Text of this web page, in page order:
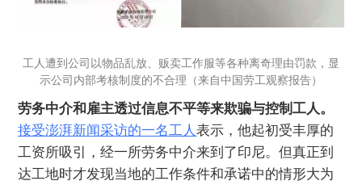
工人遭到公司以物品乱放、贩卖工作服等各种离奇理由罚款，显
示公司内部考核制度的不合理（来自中国劳工观察报告）
劳务中介和雇主透过信息不平等来欺骗与控制工人。
接受澎湃新闻采访的一名工人表示，他起初受丰厚的
工资所吸引，经一所劳务中介来到了印尼。但真正到
达工地时才发现当地的工作条件和承诺中的情形大为